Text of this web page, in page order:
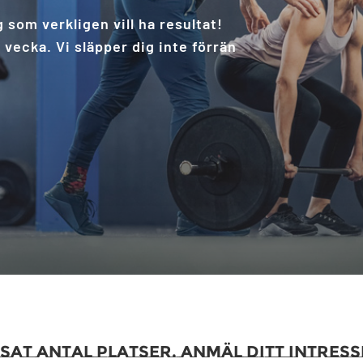
verkligen vill ha resultat!
Vi släpper dig inte förrän
antal platser. Anmäl ditt